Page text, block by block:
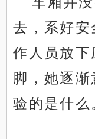
去，系好安
作人员放下
脚，她逐
验的是什么